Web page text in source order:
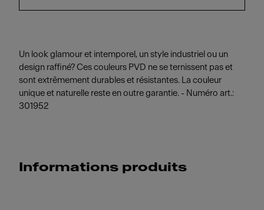
Un look glamour et intemporel, un style industriel ou un
design raffiné? Ces couleurs PVD ne se ternissent pas et
sont extrêmement durables et résistantes. La couleur
unique et naturelle reste en outre garantie. - Numéro art.:
301952
Informations produits